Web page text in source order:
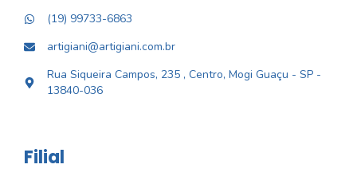
(19) 99733-6863
artigiani@artigiani.com.br
Rua Siqueira Campos, 235 , Centro, Mogi Guaçu - SP -
13840-036
Filial